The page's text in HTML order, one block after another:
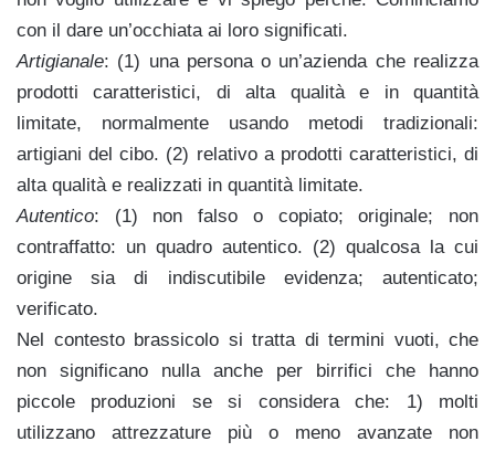
con il dare un’occhiata ai loro significati.
Artigianale: (1) una persona o un’azienda che realizza
prodotti caratteristici, di alta qualità e in quantità
limitate, normalmente usando metodi tradizionali:
artigiani del cibo. (2) relativo a prodotti caratteristici, di
alta qualità e realizzati in quantità limitate.
Autentico: (1) non falso o copiato; originale; non
contraffatto: un quadro autentico. (2) qualcosa la cui
origine sia di indiscutibile evidenza; autenticato;
verificato.
Nel contesto brassicolo si tratta di termini vuoti, che
non significano nulla anche per birrifici che hanno
piccole produzioni se si considera che: 1) molti
utilizzano attrezzature più o meno avanzate non